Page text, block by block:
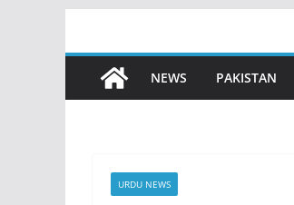
content
NEWS PAKISTAN
URDU NEWS